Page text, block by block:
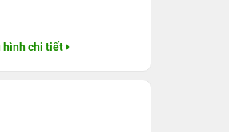
hình chi tiết